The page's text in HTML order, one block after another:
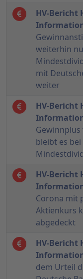
HV-Bericht
weiterhin
mit
weiter
HV-Bericht
bleibt es
HV-Bericht
Corona mit
Aktienkurs
abgedeckt
HV-Bericht
dem Urteil